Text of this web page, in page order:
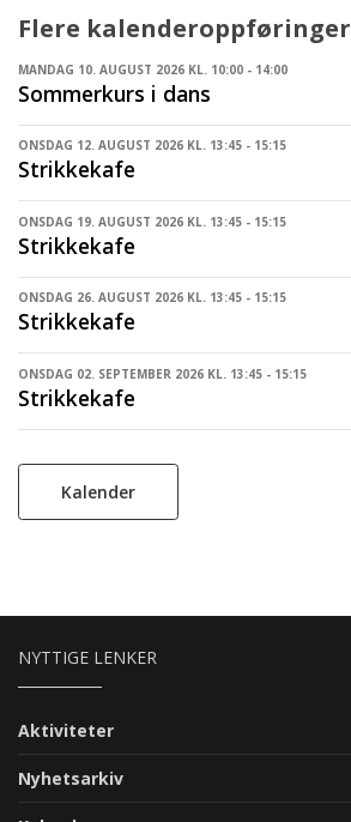
Flere kalenderoppføringer
MANDAG 10. AUGUST 2026 KL. 10:00 - 14:00
Sommerkurs i dans
ONSDAG 12. AUGUST 2026 KL. 13:45 - 15:15
Strikkekafe
ONSDAG 19. AUGUST 2026 KL. 13:45 - 15:15
Strikkekafe
ONSDAG 26. AUGUST 2026 KL. 13:45 - 15:15
Strikkekafe
ONSDAG 02. SEPTEMBER 2026 KL. 13:45 - 15:15
Strikkekafe
Kalender
NYTTIGE LENKER
Aktiviteter
Nyhetsarkiv